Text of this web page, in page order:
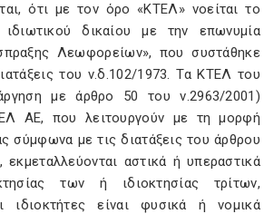
ότι με τον όρο «ΚΤΕΛ» νοείται το
δικαίου με την επωνυμία
Λεωφορείων», που συστάθηκε
του ν.δ.102/1973. Τα ΚΤΕΛ του
με άρθρο 50 του ν.2963/2001)
ΑΕ, που λειτουργούν με τη μορφή
σύμφωνα με τις διατάξεις του άρθρου
αστικά ή υπεραστικά
των ή ιδιοκτησίας τρίτων,
ιδιοκτήτες είναι φυσικά ή νομικά